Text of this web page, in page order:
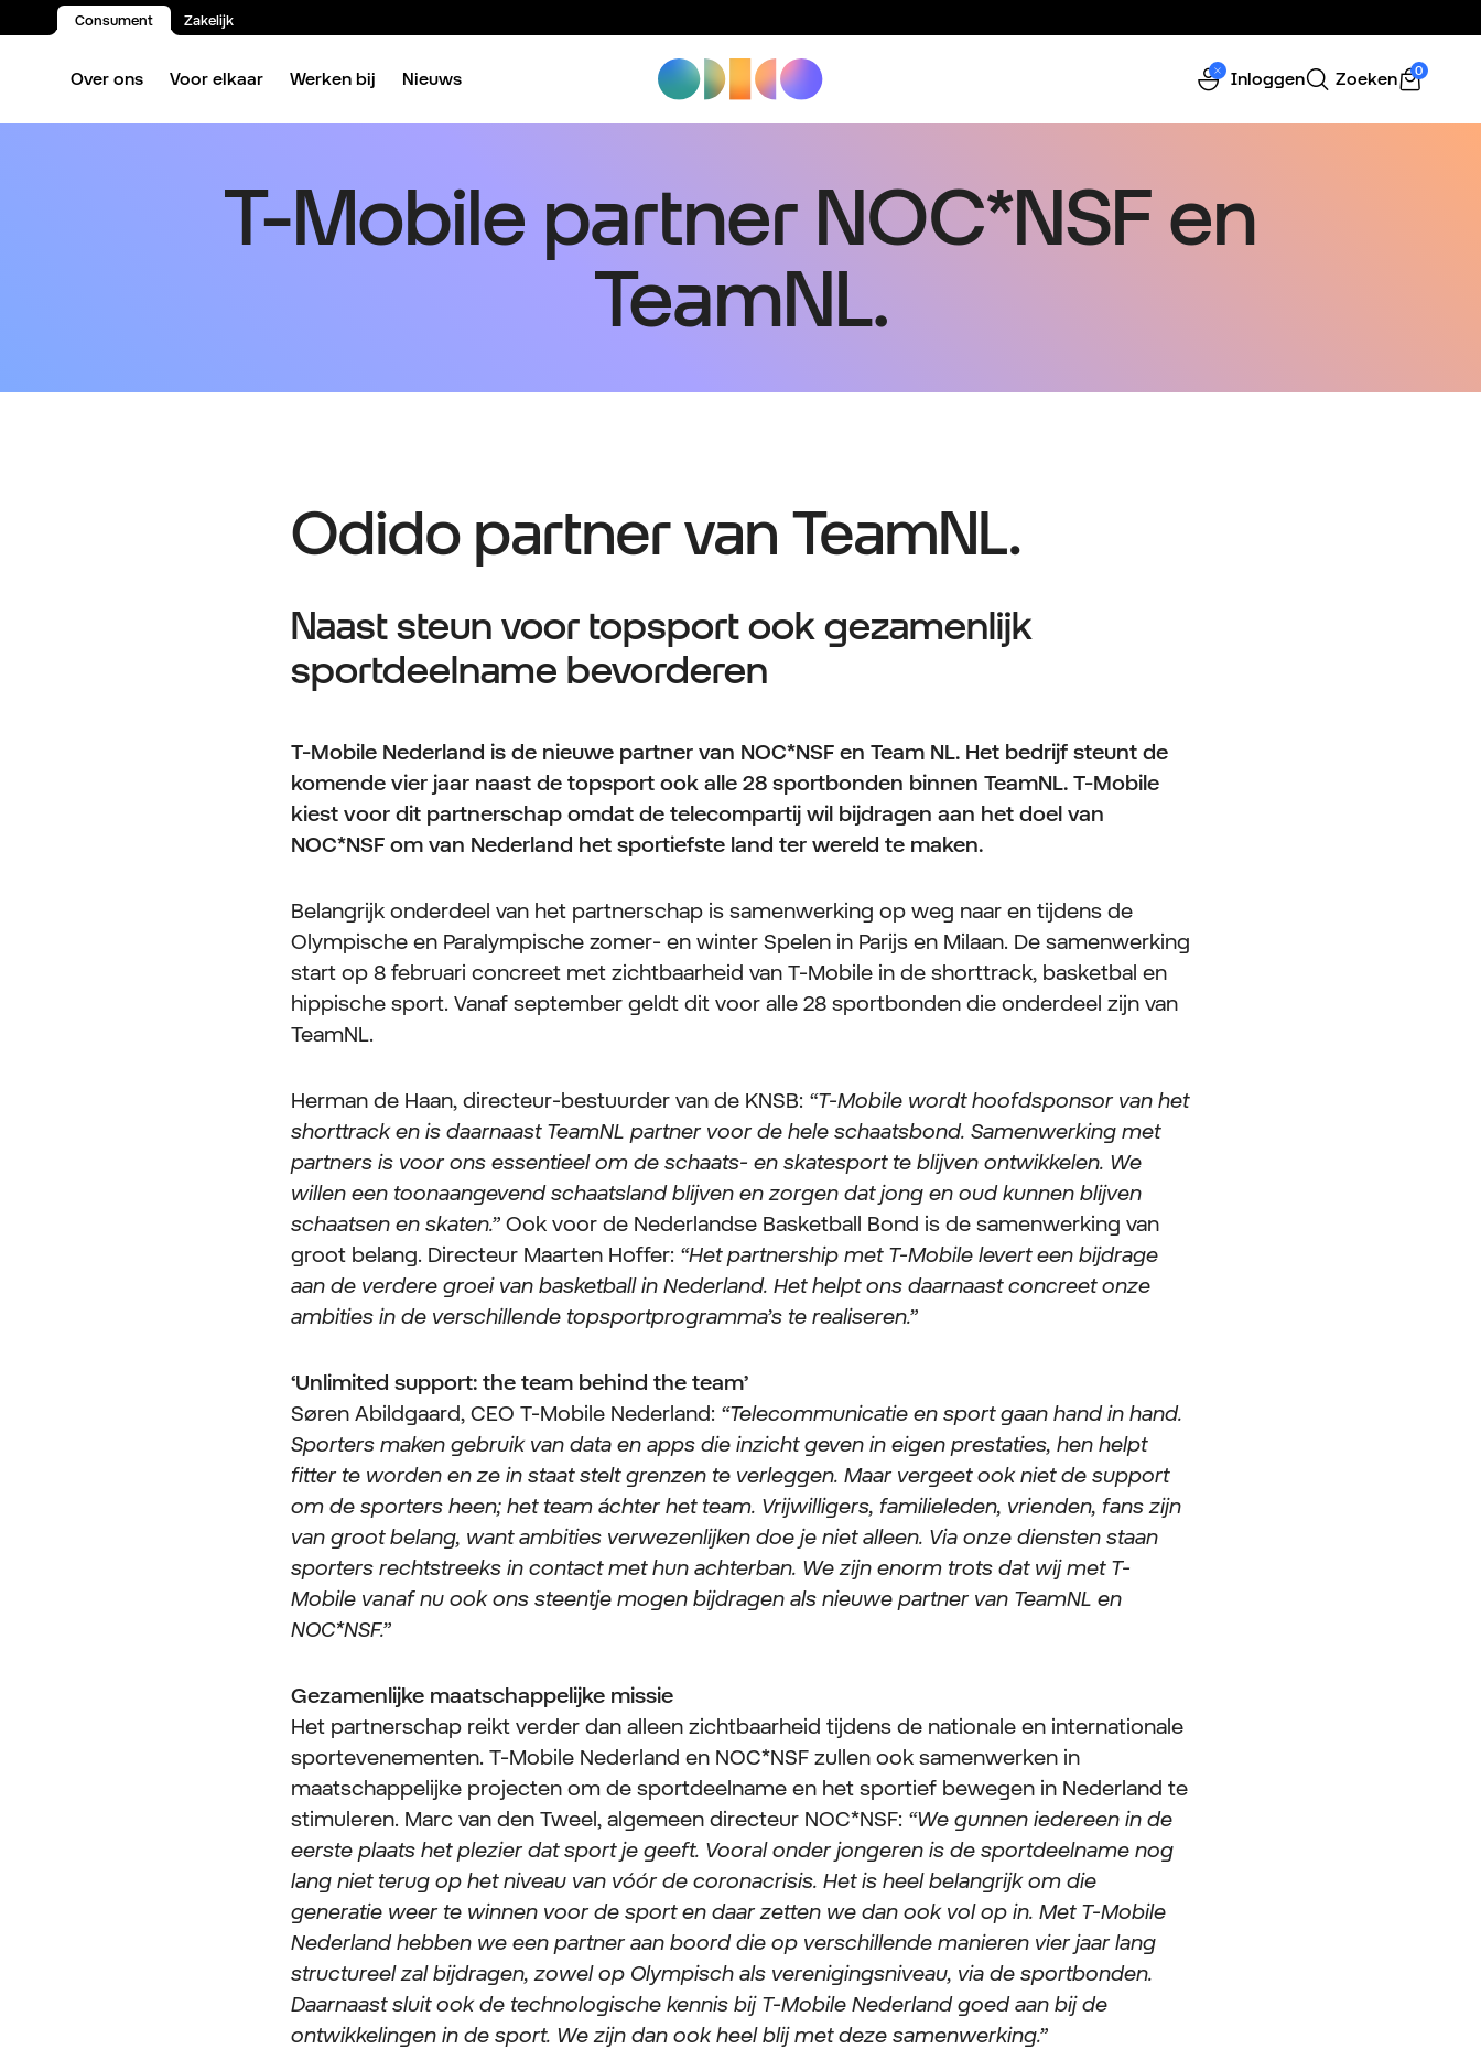
Consument Zakelijk
Over ons Voor elkaar Werken bij Nieuws Inloggen Zoeken 0
T-Mobile partner NOC*NSF en
TeamNL.
Odido partner van TeamNL.
Naast steun voor topsport ook gezamenlijk
sportdeelname bevorderen
T-Mobile Nederland is de nieuwe partner van NOC*NSF en Team NL. Het bedrijf steunt de
komende vier jaar naast de topsport ook alle 28 sportbonden binnen TeamNL. T-Mobile
kiest voor dit partnerschap omdat de telecompartij wil bijdragen aan het doel van
NOC*NSF om van Nederland het sportiefste land ter wereld te maken.
Belangrijk onderdeel van het partnerschap is samenwerking op weg naar en tijdens de
Olympische en Paralympische zomer- en winter Spelen in Parijs en Milaan. De samenwerking
start op 8 februari concreet met zichtbaarheid van T-Mobile in de shorttrack, basketbal en
hippische sport. Vanaf september geldt dit voor alle 28 sportbonden die onderdeel zijn van
TeamNL.
Herman de Haan, directeur-bestuurder van de KNSB: “T-Mobile wordt hoofdsponsor van het
shorttrack en is daarnaast TeamNL partner voor de hele schaatsbond. Samenwerking met
partners is voor ons essentieel om de schaats- en skatesport te blijven ontwikkelen. We
willen een toonaangevend schaatsland blijven en zorgen dat jong en oud kunnen blijven
schaatsen en skaten.” Ook voor de Nederlandse Basketball Bond is de samenwerking van
groot belang. Directeur Maarten Hoffer: “Het partnership met T-Mobile levert een bijdrage
aan de verdere groei van basketball in Nederland. Het helpt ons daarnaast concreet onze
ambities in de verschillende topsportprogramma’s te realiseren.”
‘Unlimited support: the team behind the team’
Søren Abildgaard, CEO T-Mobile Nederland: “Telecommunicatie en sport gaan hand in hand.
Sporters maken gebruik van data en apps die inzicht geven in eigen prestaties, hen helpt
fitter te worden en ze in staat stelt grenzen te verleggen. Maar vergeet ook niet de support
om de sporters heen; het team áchter het team. Vrijwilligers, familieleden, vrienden, fans zijn
van groot belang, want ambities verwezenlijken doe je niet alleen. Via onze diensten staan
sporters rechtstreeks in contact met hun achterban. We zijn enorm trots dat wij met T-
Mobile vanaf nu ook ons steentje mogen bijdragen als nieuwe partner van TeamNL en
NOC*NSF.”
Gezamenlijke maatschappelijke missie
Het partnerschap reikt verder dan alleen zichtbaarheid tijdens de nationale en internationale
sportevenementen. T-Mobile Nederland en NOC*NSF zullen ook samenwerken in
maatschappelijke projecten om de sportdeelname en het sportief bewegen in Nederland te
stimuleren. Marc van den Tweel, algemeen directeur NOC*NSF: “We gunnen iedereen in de
eerste plaats het plezier dat sport je geeft. Vooral onder jongeren is de sportdeelname nog
lang niet terug op het niveau van vóór de coronacrisis. Het is heel belangrijk om die
generatie weer te winnen voor de sport en daar zetten we dan ook vol op in. Met T-Mobile
Nederland hebben we een partner aan boord die op verschillende manieren vier jaar lang
structureel zal bijdragen, zowel op Olympisch als verenigingsniveau, via de sportbonden.
Daarnaast sluit ook de technologische kennis bij T-Mobile Nederland goed aan bij de
ontwikkelingen in de sport. We zijn dan ook heel blij met deze samenwerking.”